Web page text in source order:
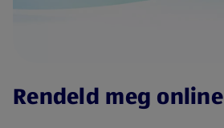
Rendeld meg online